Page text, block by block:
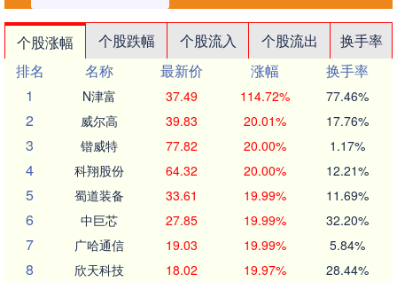
个股涨幅 个股跌幅 个股流入 个股流出
换手率
排名
名称 最新价 涨幅
换手率
1
N津富 37.49 114.72% 77.46%
2 威尔高 39.83 20.01% 17.76%
3 锴威特 77.82 20.00% 1.17%
4 科翔股份 64.32 20.00% 12.21%
5 蜀道装备 33.61 19.99% 11.69%
6 中巨芯 27.85 19.99% 32.20%
7 广哈通信 19.03 19.99% 5.84%
8 欣天科技 18.02 19.97% 28.44%